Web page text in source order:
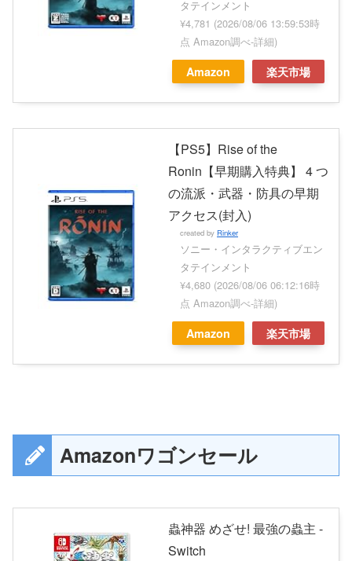
タテインメント
¥4,781 (2026/08/06 13:59:53時
点 Amazon調べ-詳細)
Amazon 楽天市場
【PS5】Rise of the
Ronin【早期購入特典】 4 つ
の流派・武器・防具の早期
アクセス(封入)
created by Rinker
ソニー・インタラクティブエン
タテインメント
¥4,680 (2026/08/06 06:12:16時
点 Amazon調べ-詳細)
Amazon 楽天市場
Amazonワゴンセール
蟲神器 めざせ! 最強の蟲主 -
Switch